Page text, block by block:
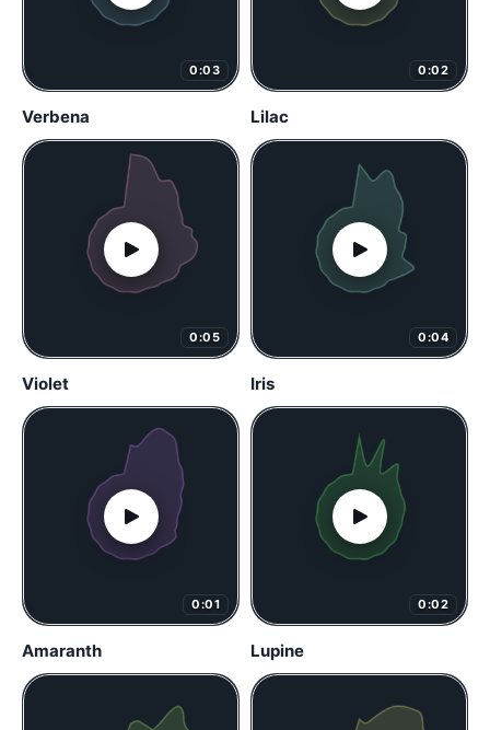
0:03
Verbena
0:02
Lilac
0:05
Violet
0:04
Iris
0:01
Amaranth
0:02
Lupine